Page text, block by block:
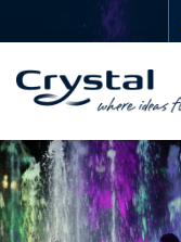
ッ
ス
キ
ッ
プ